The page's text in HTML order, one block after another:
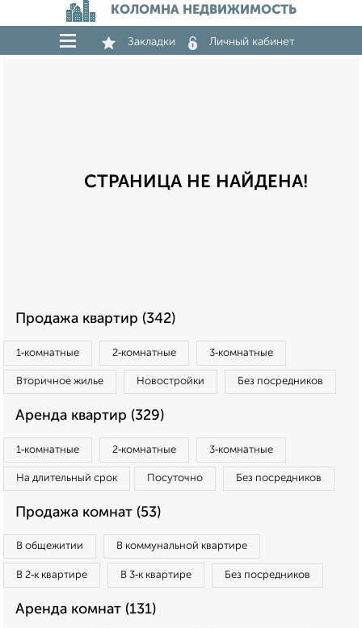
КОЛОМНА НЕДВИЖИМОСТЬ
Закладки Личный кабинет
СТРАНИЦА НЕ НАЙДЕНА!
Продажа квартир (342)
1‑комнатные 2‑комнатные 3‑комнатные
Вторичное жилье Новостройки Без посредников
Аренда квартир (329)
1‑комнатные 2‑комнатные 3‑комнатные
На длительный срок Посуточно Без посредников
Продажа комнат (53)
В общежитии В коммунальной квартире
В 2‑к квартире В 3‑к квартире Без посредников
Аренда комнат (131)